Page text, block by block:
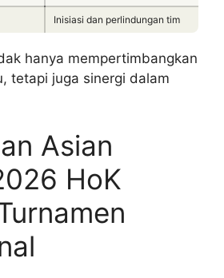
Inisiasi dan perlindungan tim
hanya mempertimbangkan
tetapi juga sinergi dalam
Asian
HoK